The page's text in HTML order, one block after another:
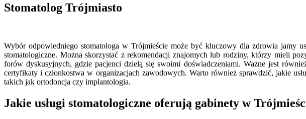
Stomatolog Trójmiasto
Wybór odpowiedniego stomatologa w Trójmieście może być kluczowy dla zdrowia jamy
stomatologiczne. Można skorzystać z rekomendacji znajomych lub rodziny, którzy mieli
forów dyskusyjnych, gdzie pacjenci dzielą się swoimi doświadczeniami. Ważne jest
certyfikaty i członkostwa w organizacjach zawodowych. Warto również sprawdzić, jakie
takich jak ortodoncja czy implantologia.
Jakie usługi stomatologiczne oferują gabinety w